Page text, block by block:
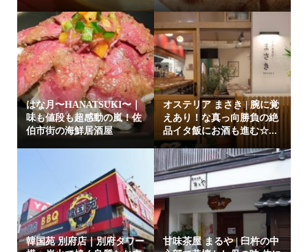
はな月〜HANATSUKI〜｜
味も値段も超感動の嵐！佐
伯市街の海鮮居酒屋
オステリア まさき | 腕に覚
えあり！な真っ向勝負の絶
品イタ飯にお酒も進む☆...
韓国苑 別府店｜別府タワー
甘味茶屋 まるや | 臼杵の中